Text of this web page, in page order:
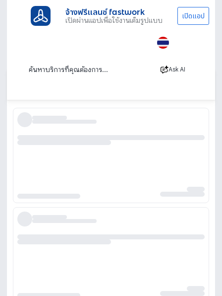
จ้างฟรีแลนซ์ fastwork
เปิดผ่านแอปเพื่อใช้งานเต็มรูปแบบ เปิดแอป
Ask AI
เน็ตไอดอลและบล็อกเกอร์รีวิว
หา influencer ระยอง